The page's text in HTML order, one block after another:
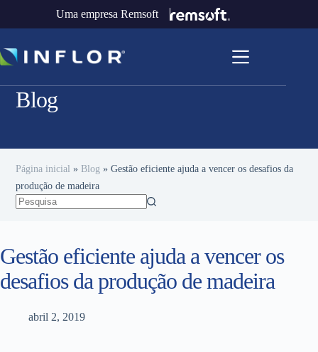
Uma empresa Remsoft
Blog
Página inicial » Blog »Gestão eficiente ajuda a vencer os desafios da
produção de madeira
Gestão eficiente ajuda a vencer os
desafios da produção de madeira
abril 2, 2019